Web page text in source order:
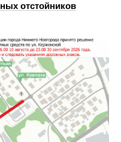
отстойников